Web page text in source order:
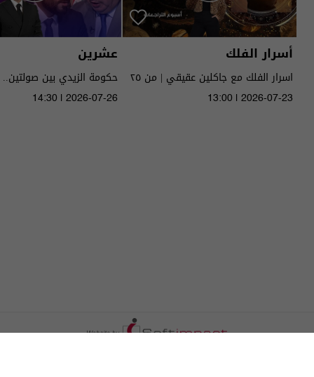
أسرار الفلك
اسرار الفلك مع جاكلين عقيقي | من ٢٥
الى ٣١ تموز ٢٠٢٦ | 2026
13:00 | 2026-07-23
عشرين
حكومة الزيدي بين
14:30 | 2026-07-26